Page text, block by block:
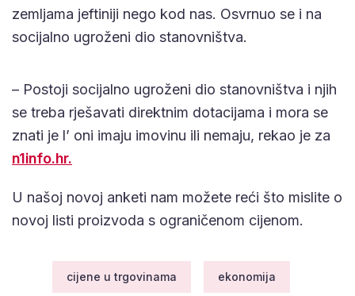
zemljama jeftiniji nego kod nas. Osvrnuo se i na
socijalno ugroženi dio stanovništva.
– Postoji socijalno ugroženi dio stanovništva i njih
se treba rješavati direktnim dotacijama i mora se
znati je l’ oni imaju imovinu ili nemaju, rekao je za
n1info.hr.
U našoj novoj anketi nam možete reći što mislite o
novoj listi proizvoda s ograničenom cijenom.
cijene u trgovinama ekonomija